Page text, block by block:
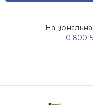
Національна
0 800